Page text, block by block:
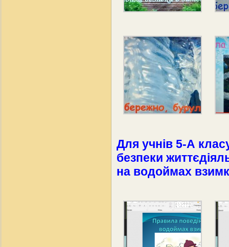
Для учнів 5-А
безпеки
на водоймах